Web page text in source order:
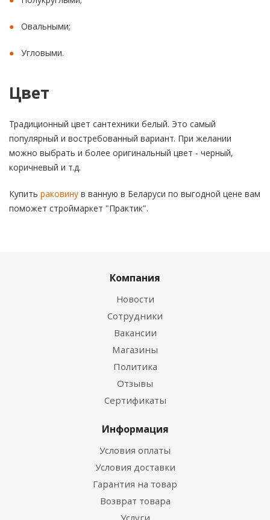
Овальными;
Угловыми.
Цвет
Традиционный цвет сантехники белый. Это самый
популярный и востребованный вариант. При желании
можно выбрать и более оригинальный цвет - черный,
коричневый и т.д.
Купить раковину в ванную в Беларуси по выгодной цене вам
поможет строймаркет "Практик".
Компания
Новости
Сотрудники
Вакансии
Магазины
Политика
Отзывы
Сертификаты
Информация
Условия оплаты
Условия доставки
Гарантия на товар
Возврат товара
Услуги